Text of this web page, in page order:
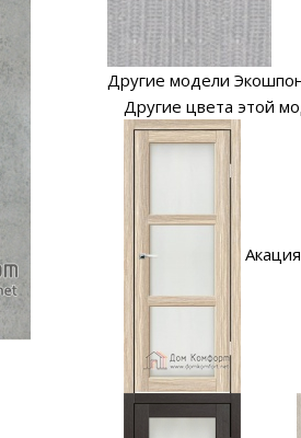
Другие модели
Другие цвета этой